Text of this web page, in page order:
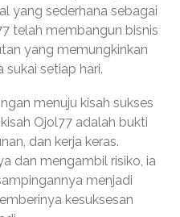
yang sederhana sebagai
telah membangun bisnis
yang memungkinkan
sukai setiap hari.
menuju kisah sukses
Ojol77 adalah bukti
dan kerja keras.
dan mengambil risiko, ia
menjadi
kesuksesan